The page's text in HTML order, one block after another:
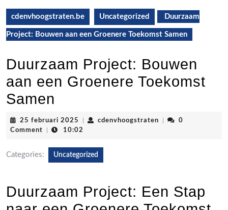
cdenvhoogstraten.be Uncategorized Duurzaam
Project: Bouwen aan een Groenere Toekomst Samen
Duurzaam Project: Bouwen
aan een Groenere Toekomst
Samen
25 februari 2025 25
februari
cdenvhoogstraten cdenvhoogstraten
0
Comment
10:02
Categories: Uncategorized
Duurzaam Project: Een Stap